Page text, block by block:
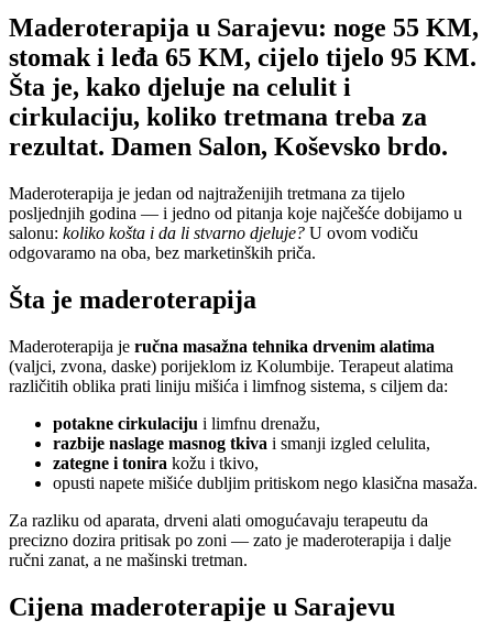
Maderoterapija u Sarajevu: noge 55 KM,
stomak i leđa 65 KM, cijelo tijelo 95 KM.
Šta je, kako djeluje na celulit i
cirkulaciju, koliko tretmana treba za
rezultat. Damen Salon, Koševsko brdo.
Maderoterapija je jedan od najtraženijih tretmana za tijelo
posljednjih godina — i jedno od pitanja koje najčešće dobijamo u
salonu: koliko košta i da li stvarno djeluje? U ovom vodiču
odgovaramo na oba, bez marketinških priča.
Šta je maderoterapija
Maderoterapija je ručna masažna tehnika drvenim alatima
(valjci, zvona, daske) porijeklom iz Kolumbije. Terapeut alatima
različitih oblika prati liniju mišića i limfnog sistema, s ciljem da:
potakne cirkulaciju i limfnu drenažu,
razbije naslage masnog tkiva i smanji izgled celulita,
zategne i tonira kožu i tkivo,
opusti napete mišiće dubljim pritiskom nego klasična masaža.
Za razliku od aparata, drveni alati omogućavaju terapeutu da
precizno dozira pritisak po zoni — zato je maderoterapija i dalje
ručni zanat, a ne mašinski tretman.
Cijena maderoterapije u Sarajevu